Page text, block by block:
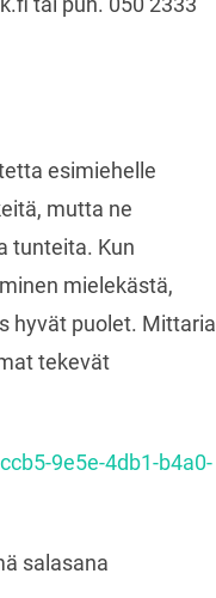
esimiehelle
mutta ne
tunteita. Kun
mielekästä,
hyvät puolet. Mittaria
tekevät
9e5e-4db1-b4a0-
salasana